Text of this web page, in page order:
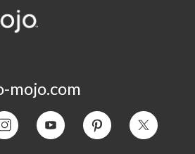
mojo.com
YouTube ПинтересTwitter